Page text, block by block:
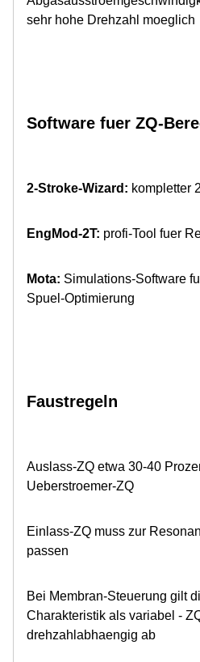
sehr hohe Drehzahl moeglich
Software fuer ZQ-
2-Stroke-Wizard: kompletter
EngMod-2T: profi-Tool fuer
Mota: Simulations-Software
Spuel-Optimierung
Faustregeln
Auslass-ZQ etwa 30-40
Ueberstroemer-ZQ
Einlass-ZQ muss zur
passen
Bei Membran-Steuerung gilt
Charakteristik als variabel -
drehzahlabhaengig ab